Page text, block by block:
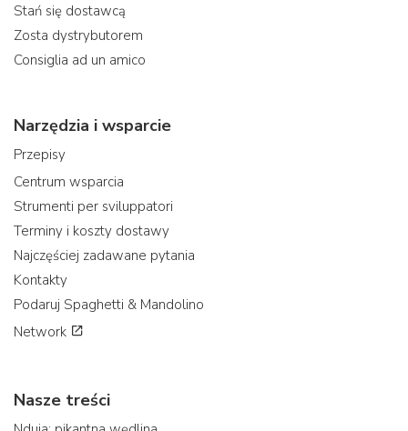
Stań się dostawcą
Zosta dystrybutorem
Consiglia ad un amico
Narzędzia i wsparcie
Przepisy
Centrum wsparcia
Strumenti per sviluppatori
Terminy i koszty dostawy
Najczęściej zadawane pytania
Kontakty
Podaruj Spaghetti & Mandolino
Network
Nasze treści